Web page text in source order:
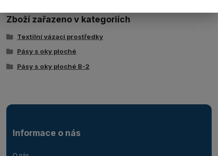
Zboží zařazeno v kategoriích
Textilní vázací prostředky
Pásy s oky ploché
Pásy s oky ploché B-2
Informace o nás